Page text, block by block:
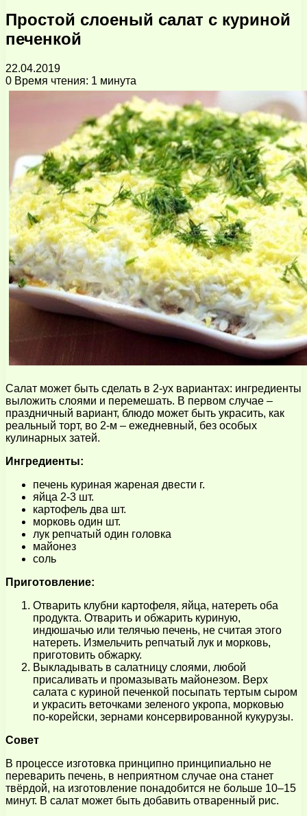
Простой слоеный салат с куриной
печенкой
22.04.2019
0 Время чтения: 1 минута
Салат может быть сделать в 2-ух вариантах: ингредиенты
выложить слоями и перемешать. В первом случае –
праздничный вариант, блюдо может быть украсить, как
реальный торт, во 2-м – ежедневный, без особых
кулинарных затей.
Ингредиенты:
печень куриная жареная двести г.
яйца 2-3 шт.
картофель два шт.
морковь один шт.
лук репчатый один головка
майонез
соль
Приготовление:
Отварить клубни картофеля, яйца, натереть оба
продукта. Отварить и обжарить куриную,
индюшачью или телячью печень, не считая этого
натереть. Измельчить репчатый лук и морковь,
приготовить обжарку.
Выкладывать в салатницу слоями, любой
присаливать и промазывать майонезом. Верх
салата с куриной печенкой посыпать тертым сыром
и украсить веточками зеленого укропа, морковью
по-корейски, зернами консервированной кукурузы.
Совет
В процессе изготовка принципно принципиально не
переварить печень, в неприятном случае она станет
твёрдой, на изготовление понадобится не больше 10–15
минут. В салат может быть добавить отваренный рис.